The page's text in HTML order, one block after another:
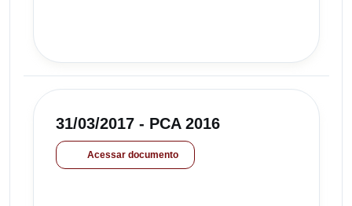
31/03/2017 - PCA 2016
Acessar documento